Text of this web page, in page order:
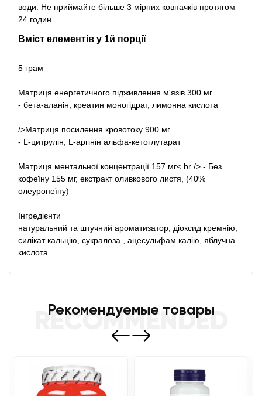
води. Не приймайте більше 3 мірних ковпачків протягом
24 годин.
Вміст елементів у 1й порції
5 грам
Матриця енергетичного підживлення м'язів 300 мг
- бета-аланін, креатин моногідрат, лимонна кислота
/>Матриця посилення кровотоку 900 мг
- L-цитрулін, L-аргінін альфа-кетоглутарат
Матриця ментальної концентрації 157 мг< br /> - Без
кофеїну 155 мг, екстракт оливкового листя, (40%
олеуропеїну)
Інгредієнти
натуральний та штучний ароматизатор, діоксид кремнію,
силікат кальцію, сукралоза , ацесульфам калію, яблучна
кислота
RECOMMENDED
Рекомендуемые товары